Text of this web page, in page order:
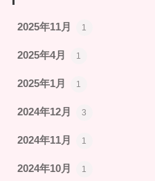
2025年11月 1
2025年4月 1
2025年1月 1
2024年12月 3
2024年11月 1
2024年10月 1